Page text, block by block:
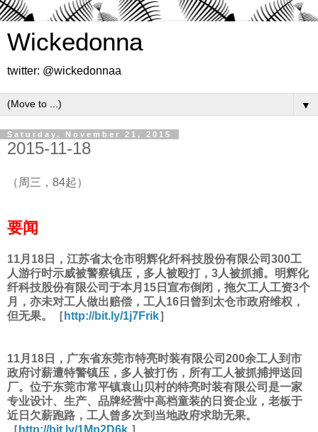
Wickedonna
twitter: @wickedonnaa
▼
Saturday, November 21, 2015
2015-11-18
（周三，84起）
要闻
11月18日，江苏省太仓市明辉化纤科技股份有限公司300工
人游行时示威被警察镇压，多人被殴打，3人被抓捕。明辉化
纤科技股份有限公司于本月15日宣布倒闭，拖欠工人工资3个
月，亦未对工人做出赔偿，工人16日曾到太仓市政府维权，
但无果。［ http://bit.ly/1j7Frik］
11月18日，广东省东莞市特亮时装有限公司200余工人到市
政府讨薪遭特警镇压，多人被打伤，所有工人被抓捕押送回
厂。位于东莞市常平镇袁山贝村的特亮时装有限公司是一家
专业设计、生产、品牌经营中高档童装的日资企业，老板于
近日欠薪跑路，工人曾多次到当地政府求助无果。
［ http://bit.ly/1Mp2D6k ］